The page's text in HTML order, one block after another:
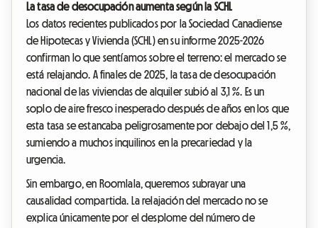
La tasa de desocupación aumenta según la SCHL
Los datos recientes publicados por la Sociedad Canadiense
de Hipotecas y Vivienda (SCHL) en su informe 2025-2026
confirman lo que sentíamos sobre el terreno: el mercado se
está relajando. A finales de 2025, la tasa de desocupación
nacional de las viviendas de alquiler subió al 3,1 %. Es un
soplo de aire fresco inesperado después de años en los que
esta tasa se estancaba peligrosamente por debajo del 1,5 %,
sumiendo a muchos inquilinos en la precariedad y la
urgencia.
Sin embargo, en Roomlala, queremos subrayar una
causalidad compartida. La relajación del mercado no se
explica únicamente por el desplome del número de